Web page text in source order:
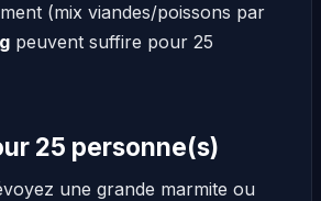
(mix viandes/poissons par
peuvent suffire pour 25
25 personne(s)
une grande marmite ou